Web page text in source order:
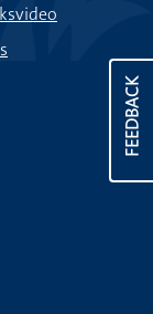
FEEDBACK